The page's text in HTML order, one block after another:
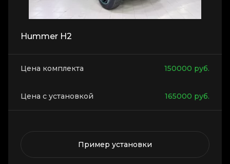
Hummer H2
Цена комплекта 150000 руб.
Цена с установкой 165000 руб.
Пример установки